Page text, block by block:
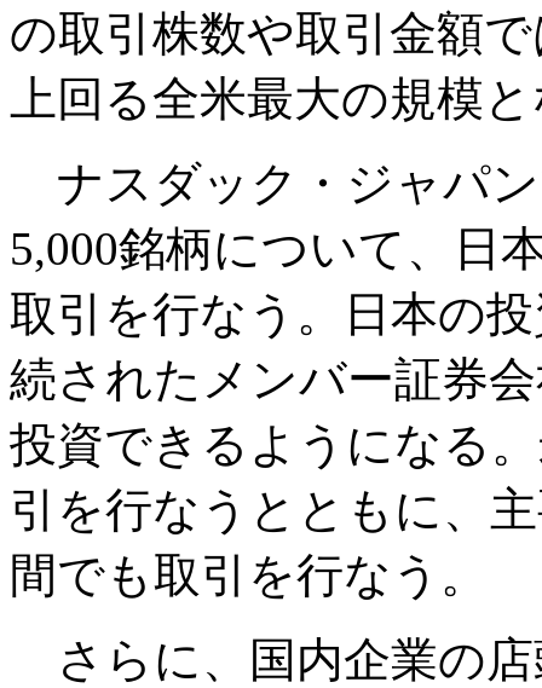
の取引株数や取引金額
上回る全米最大の規模
ナスダック・ジャパ
5,000銘柄について、日
取引を行なう。日本の
続されたメンバー証券
投資できるようになる
引を行なうとともに、
間でも取引を行なう。
さらに、国内企業の